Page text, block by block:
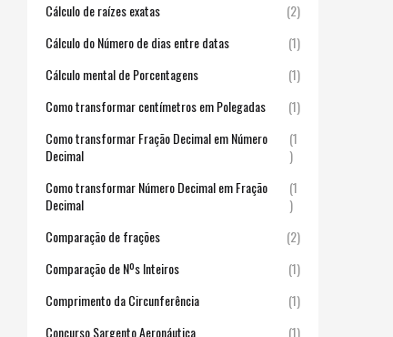
Cálculo de raízes exatas
(2)
Cálculo do Número de dias entre datas
(1)
Cálculo mental de Porcentagens
(1)
Como transformar centímetros em Polegadas
(1)
Como transformar Fração Decimal em Número
Decimal
(1
)
Como transformar Número Decimal em Fração
Decimal
(1
)
Comparação de frações
(2)
Comparação de Nºs Inteiros
(1)
Comprimento da Circunferência
(1)
Concurso Sargento Aeronáutica
(1)